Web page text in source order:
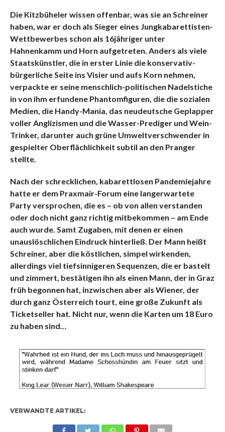
Die Kitzbüheler wissen offenbar, was sie an Schreiner
haben, war er doch als Sieger eines Jungkabarettisten-
Wettbewerbes schon als 16jähriger unter
Hahnenkamm und Horn aufgetreten. Anders als viele
Staatskünstler, die in erster Linie die konservativ-
bürgerliche Seite ins Visier und aufs Korn nehmen,
verpackte er seine menschlich-politischen Nadelstiche
in von ihm erfundene Phantomfiguren, die die sozialen
Medien, die Handy-Mania, das neudeutsche Geplapper
voller Anglizismen und die Wasser-Prediger und Wein-
Trinker, darunter auch grüne Umweltverschwender in
gespielter Oberflächlichkeit subtil an den Pranger
stellte.
Nach der schrecklichen, kabarettlosen Pandemiejahre
hatte er dem Praxmair-Forum eine langerwartete
Party versprochen, die es – ob von allen verstanden
oder doch nicht ganz richtig mitbekommen – am Ende
auch wurde. Samt Zugaben, mit denen er einen
unauslöschlichen Eindruck hinterließ. Der Mann heißt
Schreiner, aber die köstlichen, simpel wirkenden,
allerdings viel tiefsinnigeren Sequenzen, die er bastelt
und zimmert, bestätigen ihn als einen Mann, der in Graz
früh begonnen hat, inzwischen aber als Wiener, der
durch ganz Österreich tourt, eine große Zukunft als
Ticketseller hat. Nicht nur, wenn die Karten um 18 Euro
zu haben sind…
VERWANDTE ARTIKEL: